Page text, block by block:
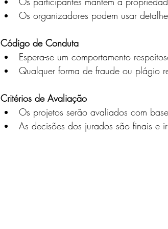
Os organizadores podem usar
Código de Conduta
Espera-se um comportamento
Qualquer forma de fraude ou plágio
Critérios de Avaliação
Os projetos serão avaliados com
As decisões dos jurados são finais e